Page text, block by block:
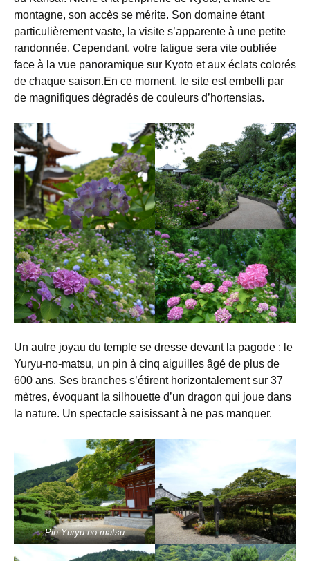
montagne, son accès se mérite. Son domaine étant
particulièrement vaste, la visite s’apparente à une petite
randonnée. Cependant, votre fatigue sera vite oubliée
face à la vue panoramique sur Kyoto et aux éclats colorés
de chaque saison.En ce moment, le site est embelli par
de magnifiques dégradés de couleurs d’hortensias.
Un autre joyau du temple se dresse devant la pagode : le
Yuryu-no-matsu, un pin à cinq aiguilles âgé de plus de
600 ans. Ses branches s’étirent horizontalement sur 37
mètres, évoquant la silhouette d’un dragon qui joue dans
la nature. Un spectacle saisissant à ne pas manquer.
Pin Yuryu-no-matsu